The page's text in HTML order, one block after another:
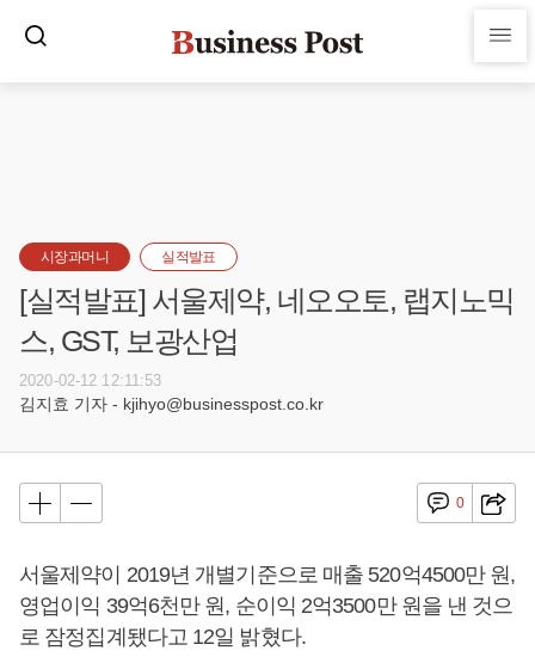
시장과머니 실적발표
[실적발표] 서울제약, 네오오토, 랩지노믹
스, GST, 보광산업
2020-02-12 12:11:53
김지효 기자 - kjihyo@businesspost.co.kr
0
서울제약이 2019년 개별기준으로 매출 520억4500만 원,
영업이익 39억6천만 원, 순이익 2억3500만 원을 낸 것으
로 잠정집계됐다고 12일 밝혔다.